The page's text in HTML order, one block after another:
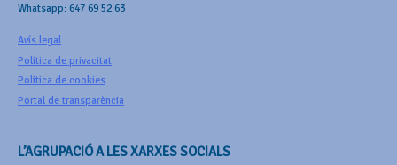
Whatsapp: 647 69 52 63
Avís legal
Política de privacitat
Política de cookies
Portal de transparència
L’AGRUPACIÓ A LES XARXES SOCIALS